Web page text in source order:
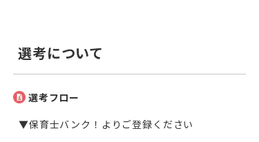
選考について
選考フロー
▼保育士バンク！よりご登録ください